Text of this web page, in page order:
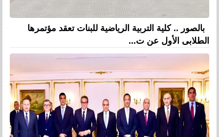
بالصور .. كلية التربية الرياضية للبنات تعقد مؤتمرها
الطلابى الأول عن ت...